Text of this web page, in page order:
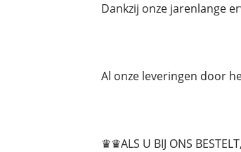
Dankzij onze jarenlange
Al onze leveringen door
♛♛ALS U BIJ ONS